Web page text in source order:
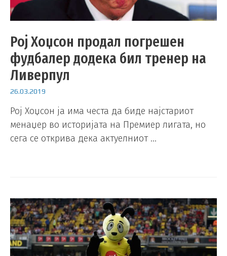
Рој Хоџсон продал погрешен
фудбалер додека бил тренер на
Ливерпул
26.03.2019
Рој Хоџсон ја има честа да биде најстариот
менаџер во историјата на Премиер лигата, но
сега се открива дека актуелниот …